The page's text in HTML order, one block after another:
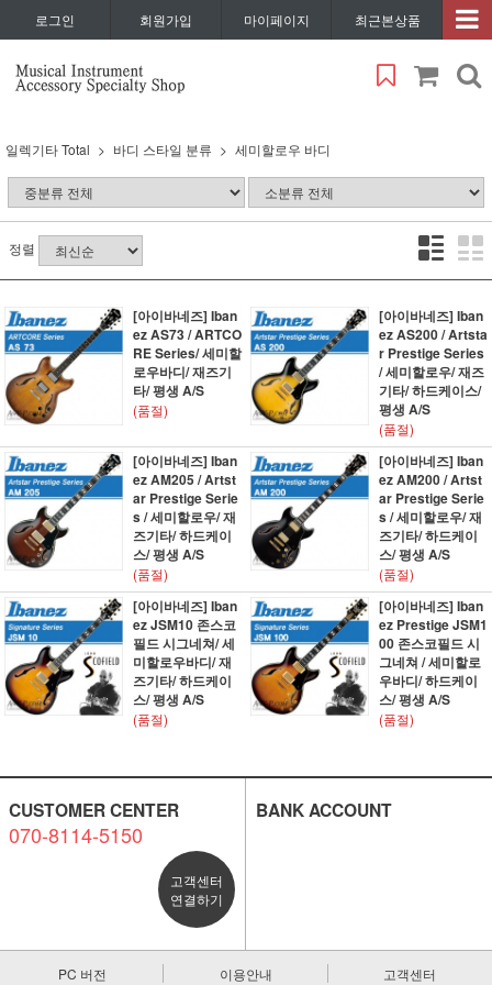
로그인 회원가입 마이페이지 최근본상품
일렉기타 Total 바디 스타일 분류 세미할로우 바디
정렬
[아이바네즈] Iban
ez AS73 / ARTCO
RE Series/ 세미할
로우바디/ 재즈기
타/ 평생 A/S
(품절)
[아이바네즈] Iban
ez AS200 / Artsta
r Prestige Series
/ 세미할로우/ 재즈
기타/ 하드케이스/
평생 A/S
(품절)
[아이바네즈] Iban
ez AM205 / Artst
ar Prestige Serie
s / 세미할로우/ 재
즈기타/ 하드케이
스/ 평생 A/S
(품절)
[아이바네즈] Iban
ez AM200 / Artst
ar Prestige Serie
s / 세미할로우/ 재
즈기타/ 하드케이
스/ 평생 A/S
(품절)
[아이바네즈] Iban
ez JSM10 존스코
필드 시그네쳐/ 세
미할로우바디/ 재
즈기타/ 하드케이
스/ 평생 A/S
(품절)
[아이바네즈] Iban
ez Prestige JSM1
00 존스코필드 시
그네쳐 / 세미할로
우바디/ 하드케이
스/ 평생 A/S
(품절)
CUSTOMER CENTER
070-8114-5150
고객센터
연결하기
BANK ACCOUNT
PC 버전 이용안내 고객센터